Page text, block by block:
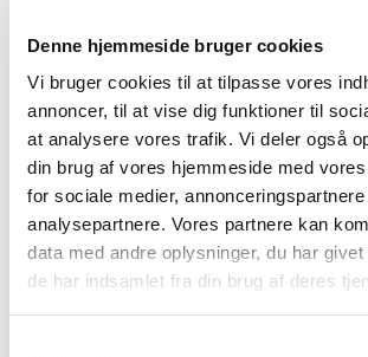
Denne hjemmeside bruger cookies
Vi bruger cookies til at tilpasse vores
annoncer, til at vise dig funktioner til
at analysere vores trafik. Vi deler også
din brug af vores hjemmeside med
for sociale medier, annonceringspartnere
analysepartnere. Vores partnere kan
data med andre oplysninger, du har
de har indsamlet fra din brug af deres
Nørremarkskirken i Vejle, har en
jazzbaggrund og har optrådt både
som en del af forskellige
bringer en unik musikalitet til
der afspejler hans alsidige erfaring
genren.
Anette , med 20 års erfaring som